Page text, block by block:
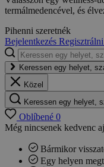
termálmedencével, és
Pihenni szeretnék
Bejelentkezés
Keressen egy helyet,
Közel
Keressen egy helyet,
Oblíbené 0
Még nincsenek kedvenc
Bármikor
Egy helyen